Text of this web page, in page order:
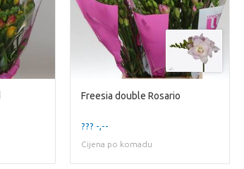
Freesia double Rosario
??? -,--
Cijena po komadu